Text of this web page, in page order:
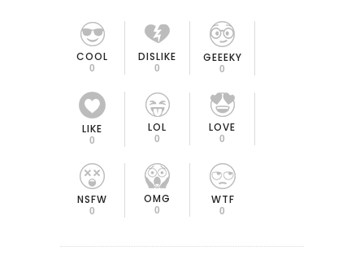
COOL
0
DISLIKE
0
GEEEKY
0
LIKE
0
LOL
0
LOVE
0
NSFW
0
OMG
0
WTF
0